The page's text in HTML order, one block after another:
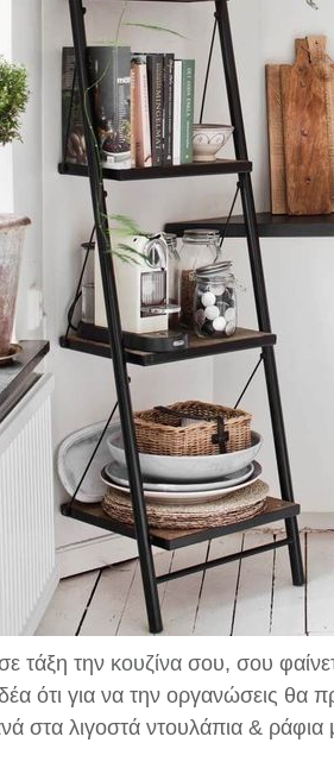
τάξη την κουζίνα σου, σου
ότι για να την οργανώσεις θα
στα λιγοστά ντουλάπια & ράφια